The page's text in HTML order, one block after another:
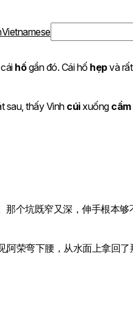
VietnameseS
e
r
hốgần đó. Cái hố hẹpvà
sau, thấy Vinh cúixuống cầm
个坑既窄又深，伸手根本
荣弯下腰，从水面上拿回